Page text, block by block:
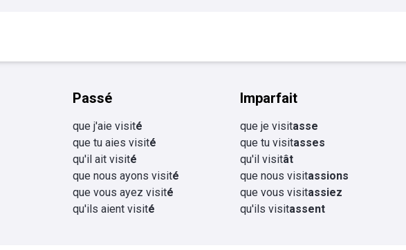
Passé
que j'aie visité
que tu aies visité
qu'il ait visité
que nous ayons visité
que vous ayez visité
qu'ils aient visité
Imparfait
que je visitasse
que tu visitasses
qu'il visitât
que nous visitassions
que vous visitassiez
qu'ils visitassent